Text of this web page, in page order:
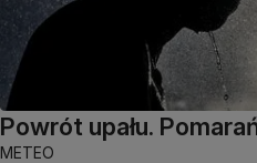
Powrót upału.
METEO